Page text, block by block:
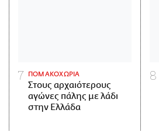
ΠΟΜΑΚΟΧΩΡΙΑ
Στους αρχαιότερους
αγώνες πάλης με λάδι
στην Ελλάδα